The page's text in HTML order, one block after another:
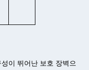
이 뛰어난 보호 장벽으